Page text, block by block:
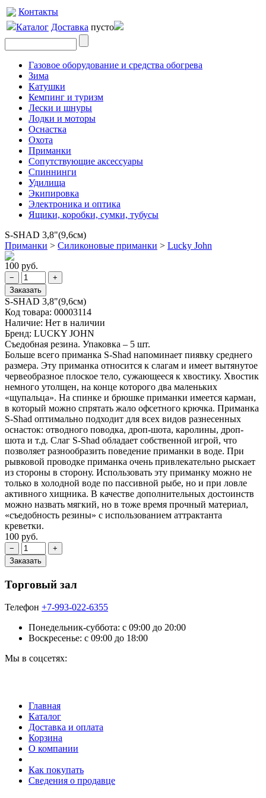
Контакты
Каталог Доставка пусто
Газовое оборудование и средства обогрева
Зима
Катушки
Кемпинг и туризм
Лески и шнуры
Лодки и моторы
Оснастка
Охота
Приманки
Сопутствующие аксессуары
Спиннинги
Удилища
Экипировка
Электроника и оптика
Ящики, коробки, сумки, тубусы
S-SHAD 3,8"(9,6см)
Приманки > Силиконовые приманки > Lucky John
100 руб.
S-SHAD 3,8"(9,6см)
Код товара: 00003114
Наличие: Нет в наличии
Бренд: LUCKY JOHN
Съедобная резина. Упаковка – 5 шт.
Больше всего приманка S-Shad напоминает пиявку среднего
размера. Эту приманка относится к слагам и имеет вытянутое
червеобразное плоское тело, сужающееся к хвостику. Хвостик
немного утолщен, на конце которого два маленьких
«щупальца». На спинке и брюшке приманки имеется карман,
в который можно спрятать жало офсетного крючка. Приманка
S-Shad оптимально подходит для всех видов разнесенных
оснасток: отводного поводка, дроп-шота, каролины, дроп-
шота и т.д. Слаг S-Shad обладает собственной игрой, что
позволяет разнообразить поведение приманки в воде. При
рывковой проводке приманка очень привлекательно рыскает
из стороны в сторону. Использовать эту приманку можно не
только в холодной воде по пассивной рыбе, но и при ловле
активного хищника. В качестве дополнительных достоинств
можно назвать мягкий, но в тоже время прочный материал,
«съедобность резины» с использованием аттрактанта
креветки.
100 руб.
Торговый зал
Телефон +7-993-022-6355
Понедельник-суббота: c 09:00 до 20:00
Воскресенье: с 09:00 до 18:00
Мы в соцсетях:
Главная
Каталог
Доставка и оплата
Корзина
О компании
Как покупать
Сведения о продавце